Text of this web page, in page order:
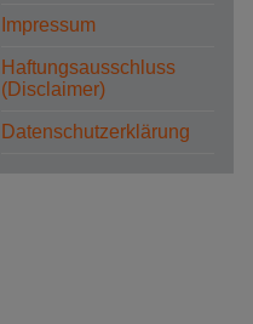
Impressum
Haftungsausschluss
(Disclaimer)
Datenschutzerklärung